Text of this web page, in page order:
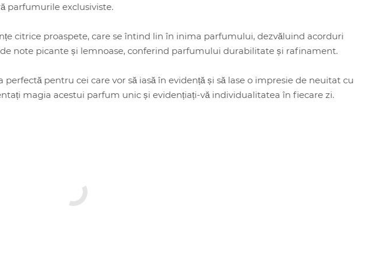
parfumurile exclusiviste.
citrice proaspete, care se întind lin în inima parfumului, dezvăluind acorduri
note picante și lemnoase, conferind parfumului durabilitate și rafinament.
pentru cei care vor să iasă în evidență și să lase o impresie de neuitat cu
magia acestui parfum unic și evidențiați-vă individualitatea în fiecare zi.